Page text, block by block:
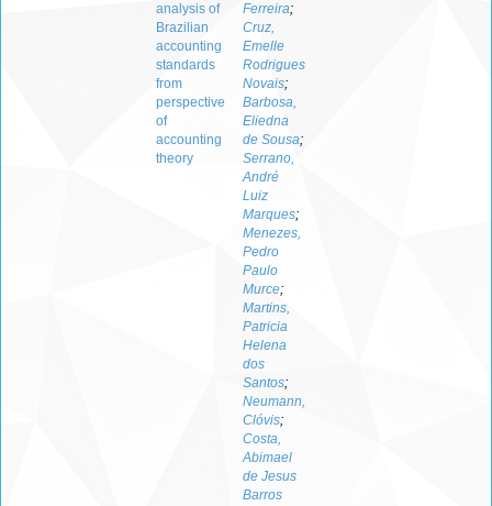
analysis of
Brazilian
accounting
standards
from
perspective
of
accounting
theory
Ferreira;
Cruz,
Emelle
Rodrigues
Novais;
Barbosa,
Eliedna
de Sousa;
Serrano,
André
Luiz
Marques;
Menezes,
Pedro
Paulo
Murce;
Martins,
Patricia
Helena
dos
Santos;
Neumann,
Clóvis;
Costa,
Abimael
de Jesus
Barros